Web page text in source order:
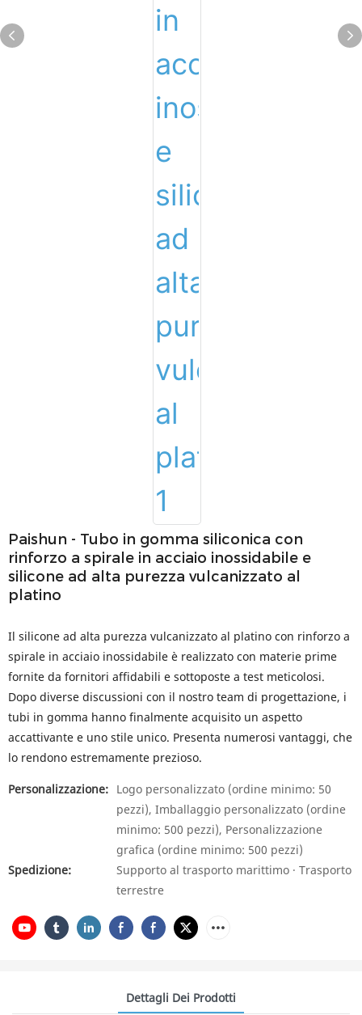
Paishun - Tubo in gomma siliconica con
rinforzo a spirale in acciaio inossidabile e
silicone ad alta purezza vulcanizzato al
platino
Il silicone ad alta purezza vulcanizzato al platino con rinforzo a
spirale in acciaio inossidabile è realizzato con materie prime
fornite da fornitori affidabili e sottoposte a test meticolosi.
Dopo diverse discussioni con il nostro team di progettazione, i
tubi in gomma hanno finalmente acquisito un aspetto
accattivante e uno stile unico. Presenta numerosi vantaggi, che
lo rendono estremamente prezioso.
Personalizzazione: Logo personalizzato (ordine minimo: 50
pezzi), Imballaggio personalizzato (ordine
minimo: 500 pezzi), Personalizzazione
grafica (ordine minimo: 500 pezzi)
Spedizione:
Supporto al trasporto marittimo · Trasporto
terrestre
Dettagli Dei Prodotti